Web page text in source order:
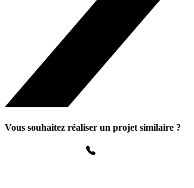
Vous souhaitez réaliser un projet similaire ?